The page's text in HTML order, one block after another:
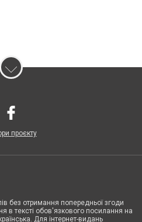
проєкту
без отримання попередньої згоди
в тексті обов'язкового посилання на
Для інтернет-видань